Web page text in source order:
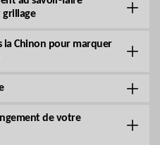
grillage
Chinon pour marquer
de votre